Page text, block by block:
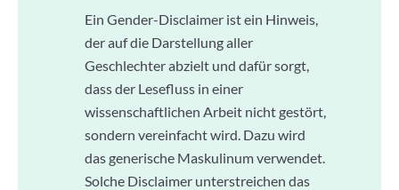
Ein Gender-Disclaimer ist ein Hinweis,
der auf die Darstellung aller
Geschlechter abzielt und dafür sorgt,
dass der Lesefluss in einer
wissenschaftlichen Arbeit nicht gestört,
sondern vereinfacht wird. Dazu wird
das generische Maskulinum verwendet.
Solche Disclaimer unterstreichen das